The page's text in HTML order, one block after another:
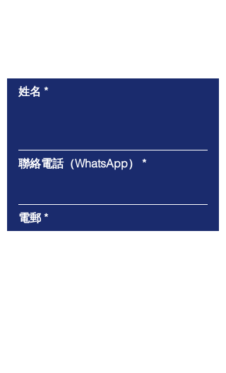
姓名
聯絡電話（WhatsApp）
電郵